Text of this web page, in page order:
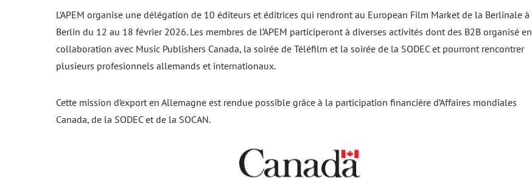
L’APEM organise une délégation de 10 éditeurs et éditrices qui rendront au European Film Market de la Berlinale à
Berlin du 12 au 18 février 2026. Les membres de l’APEM participeront à diverses activités dont des B2B organisé en
collaboration avec Music Publishers Canada, la soirée de Téléfilm et la soirée de la SODEC et pourront rencontrer
plusieurs profesionnels allemands et internationaux.
Cette mission d’export en Allemagne est rendue possible grâce à la participation financière d’Affaires mondiales
Canada, de la SODEC et de la SOCAN.